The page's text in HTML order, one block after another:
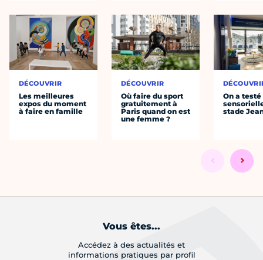
DÉCOUVRIR
Les meilleures
expos du moment
à faire en famille
DÉCOUVRIR
Où faire du sport
gratuitement à
Paris quand on est
une femme ?
On a
stade
Vous êtes...
Accédez à des actualités et
informations pratiques par profil